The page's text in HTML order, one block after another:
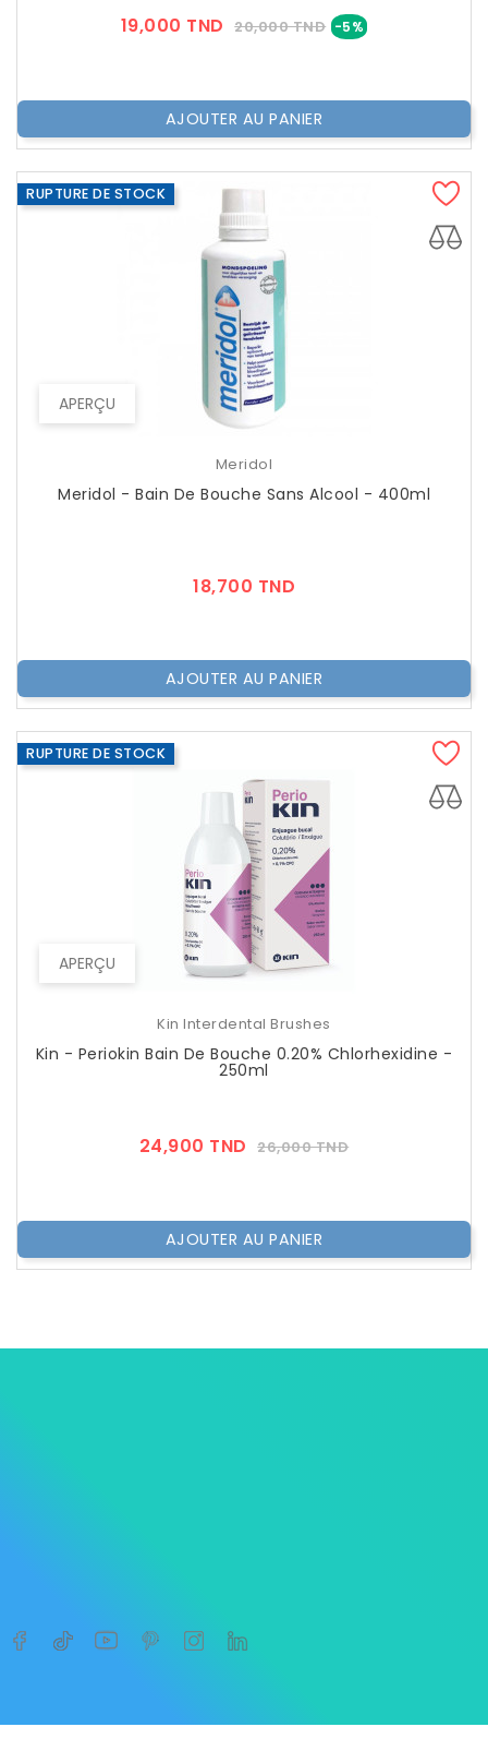
19,000 TND Prix
20,000 TND -5%Prix
AJOUTER AU PANIER
APERÇU
RUPTURE DE STOCK
Meridol
Meridol - Bain De Bouche Sans Alcool - 400ml
18,700 TND
AJOUTER AU PANIER
APERÇU
RUPTURE DE STOCK
Kin Interdental Brushes
Kin - Periokin Bain De Bouche 0.20% Chlorhexidine -
250ml
24,900 TND Prix
26,000 TNDPrix
AJOUTER AU PANIER